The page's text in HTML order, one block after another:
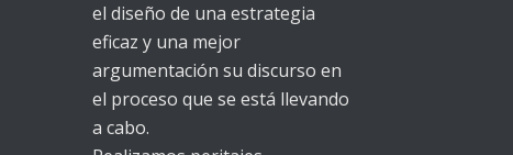
el diseño de una estrategia
eficaz y una mejor
argumentación su discurso en
el proceso que se está llevando
a cabo.